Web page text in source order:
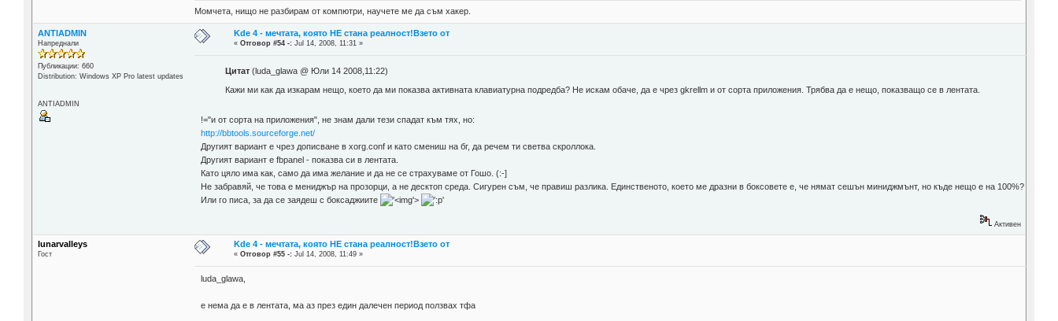
Момчета, нищо не разбирам от компютри, научете ме да съм хакер.
ANTIADMIN
Напреднали
Публикации: 660
Distribution: Windows XP Pro latest updates
ANTIADMIN
Kde 4 - мечтата, която НЕ стана реалност!Взето от
«Отговор #54 -: Jul 14, 2008, 11:31 »
Цитат(luda_glawa @ Юли 14 2008,11:22)
Кажи ми как да изкарам нещо, което да ми показва активната клавиатурна подредба? Не искам обаче, да е чрез gkrellm и от сорта приложения. Трябва да е нещо, показващо се в лентата.
!="и от сорта на приложения", не знам дали тези спадат към тях, но:
http://bbtools.sourceforge.net/
Другият вариант е чрез дописване в xorg.conf и като смениш на бг, да речем ти светва скроллока.
Другият вариант е fbpanel - показва си в лентата.
Като цяло има как, само да има желание и да не се страхуваме от Гошо. (:-]
Не забравяй, че това е мениджър на прозорци, а не десктоп среда. Сигурен съм, че правиш разлика. Единственото, което ме дразни в боксовете е, че нямат сешън миниджмънт, но къде нещо е на 100%?
Или го писа, за да се заядеш с боксаджиите
'>
Активен
lunarvalleys
Гост
Kde 4 - мечтата, която НЕ стана реалност!Взето от
«Отговор #55 -: Jul 14, 2008, 11:49 »
luda_glawa,
е нема да е в лентата, ма аз през един далечен период ползвах тфа